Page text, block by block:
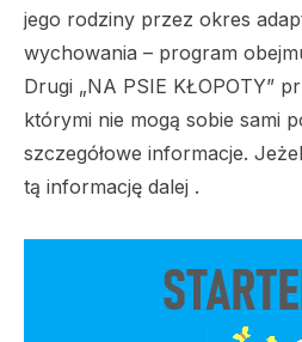
jego rodziny przez okres
wychowania – program
Drugi „NA PSIE KŁOPOTY”
którymi nie mogą sobie sami
szczegółowe informacje.
tą informację dalej .